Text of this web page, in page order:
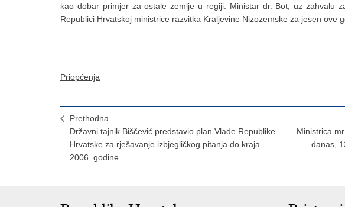
kao dobar primjer za ostale zemlje u regiji. Ministar dr. Bot, uz zahvalu
Republici Hrvatskoj ministrice razvitka Kraljevine Nizozemske za jesen ove
Priopćenja
Prethodna
Državni tajnik Biščević predstavio plan Vlade Republike
Hrvatske za rješavanje izbjegličkog pitanja do kraja
2006. godine
Ministrica
danas,